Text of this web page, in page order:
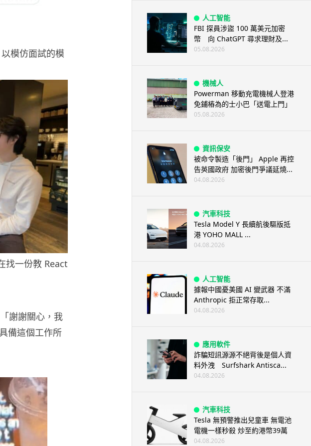
模仿面試的模
找一份教 React
謝謝關心，我
備這個工作所
人工智能
FBI 探員涉盜 100 萬美元加密
幣 向 ChatGPT 尋求理財及...
05.08.2026
機械人
Powerman 移動充電機械人登港
免鋪樁為的士小巴「送電上門」
05.08.2026
資訊保安
被命令製造「後門」 Apple 再控
告英國政府 加密後門爭議延燒...
04.08.2026
汽車科技
Tesla Model Y 長續航後驅版抵
港 YOHO MALL ...
04.08.2026
人工智能
據報中國憂美國 AI 變武器 不滿
Anthropic 拒正常存取...
04.08.2026
應用軟件
詐騙短訊源源不絕背後是個人資
料外洩 Surfshark Antisca...
04.08.2026
汽車科技
Tesla 無預警推出兒童車 無電池
電機一樣秒殺 炒至約港幣39萬
04.08.2026